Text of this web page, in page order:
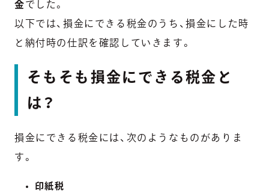
金でした。
以下では、損金にできる税金のうち、損金にした時
と納付時の仕訳を確認していきます。
そもそも損金にできる税金と
は？
損金にできる税金には、次のようなものがありま
す。
印紙税